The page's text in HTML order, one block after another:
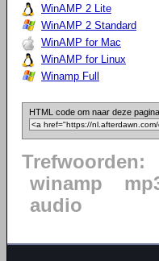
WinAMP 2 Lite
WinAMP 2 Standard
WinAMP for Mac
WinAMP for Linux
Winamp Full
HTML code om naar deze
Trefwoorden:
winamp
audio